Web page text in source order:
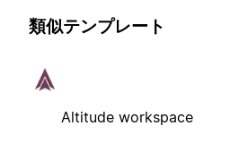
類似テンプレート
Altitude workspace